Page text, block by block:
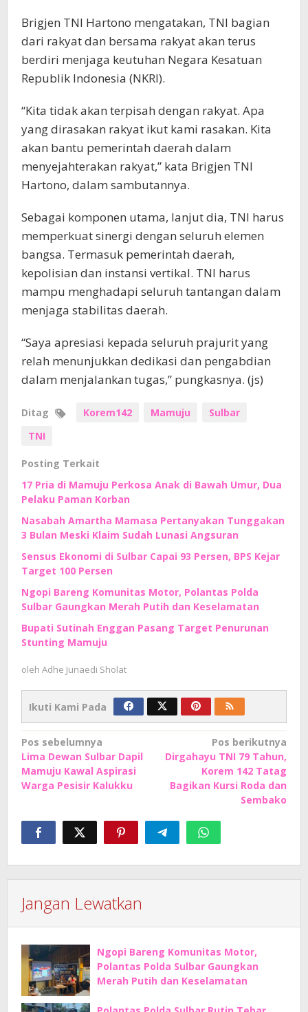
Brigjen TNI Hartono mengatakan, TNI bagian
dari rakyat dan bersama rakyat akan terus
berdiri menjaga keutuhan Negara Kesatuan
Republik Indonesia (NKRI).
“Kita tidak akan terpisah dengan rakyat. Apa
yang dirasakan rakyat ikut kami rasakan. Kita
akan bantu pemerintah daerah dalam
menyejahterakan rakyat,” kata Brigjen TNI
Hartono, dalam sambutannya.
Sebagai komponen utama, lanjut dia, TNI harus
memperkuat sinergi dengan seluruh elemen
bangsa. Termasuk pemerintah daerah,
kepolisian dan instansi vertikal. TNI harus
mampu menghadapi seluruh tantangan dalam
menjaga stabilitas daerah.
“Saya apresiasi kepada seluruh prajurit yang
relah menunjukkan dedikasi dan pengabdian
dalam menjalankan tugas,” pungkasnya. (js)
Ditag Korem142 Mamuju
Sulbar
TNI
Posting Terkait
17 Pria di Mamuju Perkosa Anak di Bawah Umur, Dua
Pelaku Paman Korban
Nasabah Amartha Mamasa Pertanyakan Tunggakan
3 Bulan Meski Klaim Sudah Lunasi Angsuran
Sensus Ekonomi di Sulbar Capai 93 Persen, BPS Kejar
Target 100 Persen
Ngopi Bareng Komunitas Motor, Polantas Polda
Sulbar Gaungkan Merah Putih dan Keselamatan
Bupati Sutinah Enggan Pasang Target Penurunan
Stunting Mamuju
oleh Adhe Junaedi Sholat
Ikuti Kami Pada
Navigasi
pos
Pos sebelumnya
Lima Dewan Sulbar Dapil
Mamuju Kawal Aspirasi
Warga Pesisir Kalukku
Pos berikutnya
Dirgahayu TNI 79 Tahun,
Korem 142 Tatag
Bagikan Kursi Roda dan
Sembako
Jangan Lewatkan
Ngopi Bareng Komunitas Motor,
Polantas Polda Sulbar Gaungkan
Merah Putih dan Keselamatan